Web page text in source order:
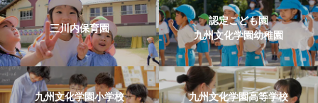
三川内保育園
認定こども園
九州文化学園幼稚園
九州文化学園小学校
九州文化学園高等学校